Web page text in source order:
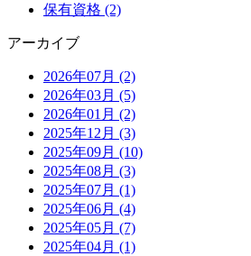
保有資格 (2)
アーカイブ
2026年07月 (2)
2026年03月 (5)
2026年01月 (2)
2025年12月 (3)
2025年09月 (10)
2025年08月 (3)
2025年07月 (1)
2025年06月 (4)
2025年05月 (7)
2025年04月 (1)